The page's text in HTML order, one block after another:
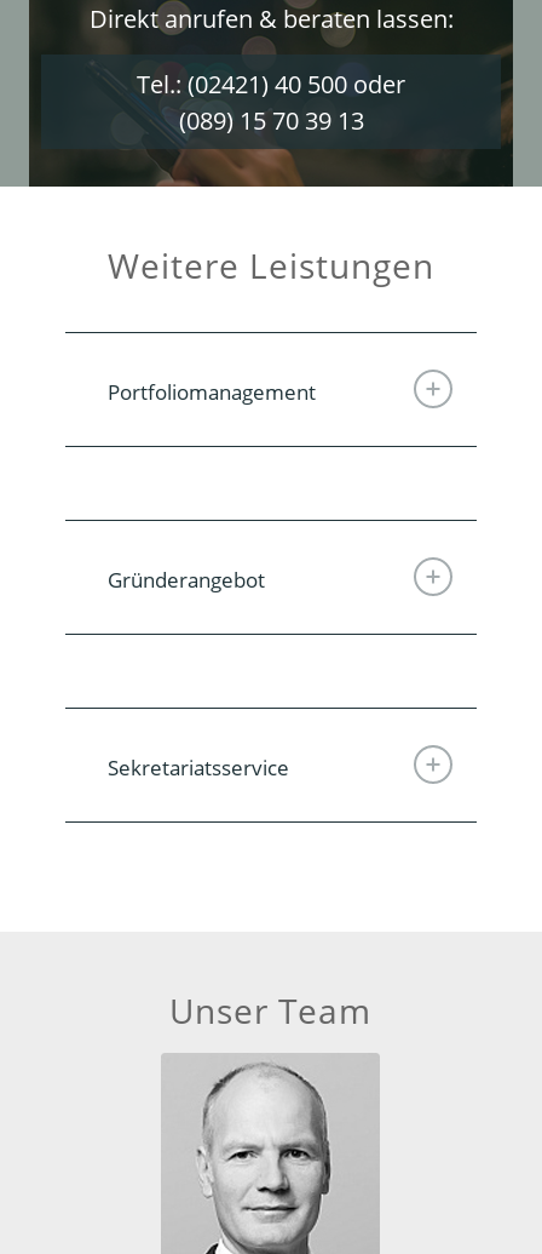
Direkt anrufen & beraten lassen:
Tel.: (02421) 40 500 oder
(089) 15 70 39 13
Weitere Leistungen
Portfoliomanagement
Gründerangebot
Sekretariatsservice
Unser Team